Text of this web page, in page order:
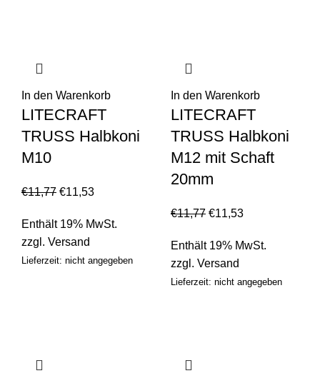
In den Warenkorb
LITECRAFT
TRUSS Halbkoni
M10
€11,77 €11,53
Enthält 19% MwSt.
zzgl. Versand
Lieferzeit: nicht angegeben
In den Warenkorb
LITECRAFT
TRUSS Halbkoni
M12 mit Schaft
20mm
€11,77 €11,53
Enthält 19% MwSt.
zzgl. Versand
Lieferzeit: nicht angegeben